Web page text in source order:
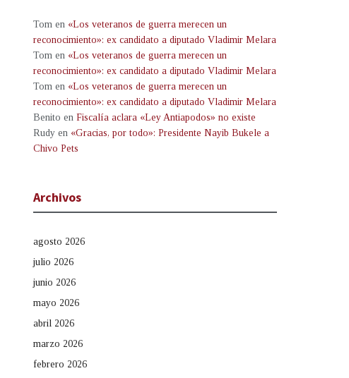
Tom en «Los veteranos de guerra merecen un
reconocimiento»: ex candidato a diputado Vladimir Melara
Tom en «Los veteranos de guerra merecen un
reconocimiento»: ex candidato a diputado Vladimir Melara
Tom en «Los veteranos de guerra merecen un
reconocimiento»: ex candidato a diputado Vladimir Melara
Benito en Fiscalía aclara «Ley Antiapodos» no existe
Rudy en «Gracias, por todo»: Presidente Nayib Bukele a
Chivo Pets
Archivos
agosto 2026
julio 2026
junio 2026
mayo 2026
abril 2026
marzo 2026
febrero 2026